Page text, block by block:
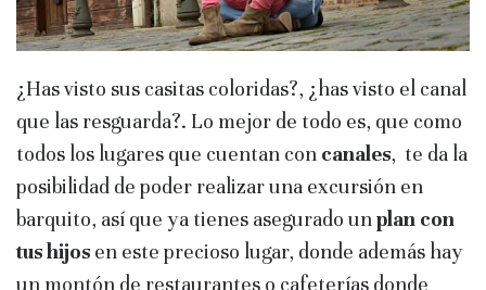
¿Has visto sus casitas coloridas?, ¿has visto el canal
que las resguarda?. Lo mejor de todo es, que como
todos los lugares que cuentan con canales, te da la
posibilidad de poder realizar una excursión en
barquito, así que ya tienes asegurado unplan con
tus hijos en este precioso lugar, donde además hay
un montón de restaurantes o cafeterías donde